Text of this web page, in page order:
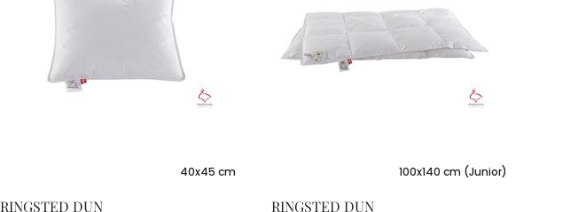
40x45 cm
RINGSTED DUN
100x140 cm (Junior)
RINGSTED DUN